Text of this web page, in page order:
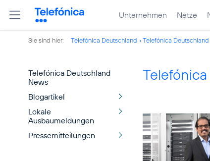
Unternehmen Netze
Sie sind hier: Telefónica Deutschland Telefónica
Telefónica Deutschland
News
Blogartikel
Lokale
Ausbaumeldungen
Pressemitteilungen